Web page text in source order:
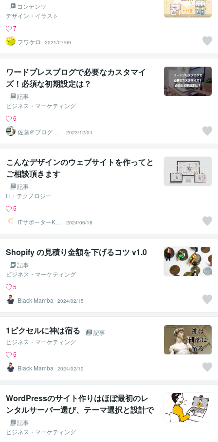
コンテンツ
デザイン・イラスト
7
フワケロ
2021/07/09
ワードプレスブログで必要なカスタマイ
ズ！必須な初期設定は？
記事
ビジネス・マーケティング
6
佐藤＠プログラ
マー
2023/12/04
こんなデザインのウェブサイトを作ってと
ご相談頂きます
記事
IT・テクノロジー
5
ITサポーターKU
MA222
2024/06/18
Shopify の見積り金額を下げるコツ v1.0
記事
ビジネス・マーケティング
5
Black Mamba
2024/02/15
1ピクセルに神は宿る
記事
ビジネス・マーケティング
5
Black Mamba
2024/02/12
WordPressのサイト作りはほぼ最初のレ
ンタルサーバー選び、テーマ選択と設計で
決まる
記事
ビジネス・マーケティング